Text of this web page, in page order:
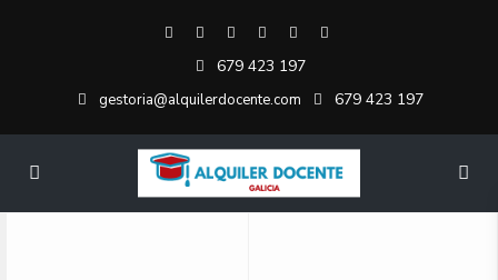
679 423 197
gestoria@alquilerdocente.com 679 423 197